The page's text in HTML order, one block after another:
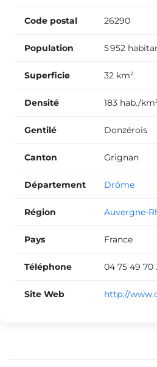
Code postal 26290
Population 5 952
Superficie 32 km²
Densité 183 hab./
Gentilé Donzérois
Canton Grignan
Département Drôme
Région Auvergne-
Pays France
Téléphone 04 75 49 70
Site Web http://